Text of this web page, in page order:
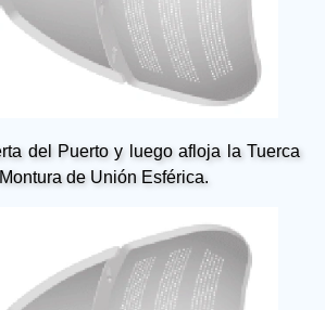
del Puerto y luego afloja la Tuerca
de Unión Esférica.